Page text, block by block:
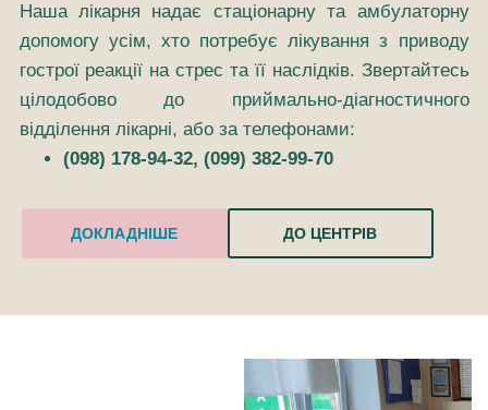
Наша лікарня надає стаціонарну та амбулаторну
допомогу усім, хто потребує лікування з приводу
гострої реакції на стрес та її наслідків. Звертайтесь
цілодобово до приймально-діагностичного
відділення лікарні, або за телефонами:
(098) 178-94-32, (099) 382-99-70
ДОКЛАДНІШЕ ДО ЦЕНТРІВ